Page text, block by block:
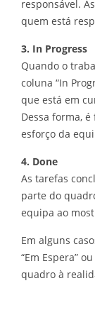
responsável.
quem está
3. In Progress
Quando o
coluna “In
que está em
Dessa forma,
esforço da
4. Done
As tarefas
parte do
equipa ao
Em alguns
“Em Espera”
quadro à